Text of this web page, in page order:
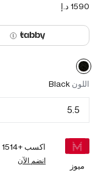
اللون Black
5.5
ميوز
اكسب +1514
انضم الآن